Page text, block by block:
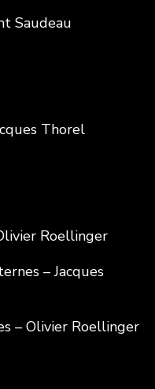
Saudeau
Thorel
Roellinger
– Jacques
– Olivier Roellinger